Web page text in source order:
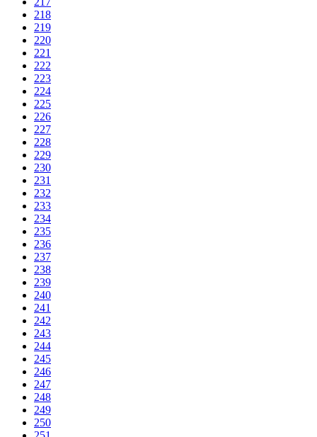
218
219
220
221
222
223
224
225
226
227
228
229
230
231
232
233
234
235
236
237
238
239
240
241
242
243
244
245
246
247
248
249
250